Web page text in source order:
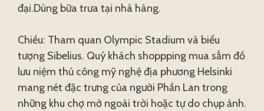
đại.Dùng bữa trưa tại nhà hàng.
Chiều: Tham quan Olympic Stadium và biểu
tượng Sibelius. Quý khách shoppping mua sắm đồ
lưu niệm thủ công mỹ nghệ địa phương Helsinki
mang nét đặc trưng của người Phần Lan trong
những khu chợ mở ngoài trời hoặc tự do chụp ảnh.